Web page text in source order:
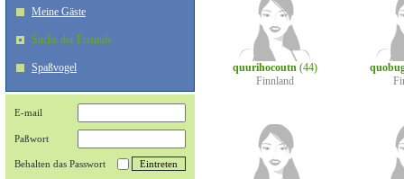
Meine Gäste
Suche der Freunde
Spaßvogel
E-mail
Paßwort
Behalten das Passwort
quurihocoutn (44)
Finnland